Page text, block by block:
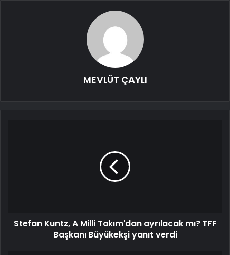
MEVLÜT ÇAYLI
Stefan Kuntz, A Milli Takım'dan ayrılacak mı? TFF
Başkanı Büyükekşi yanıt verdi